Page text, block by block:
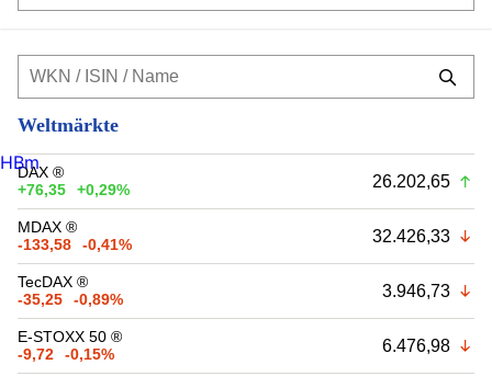
Weltmärkte
DAX ®
+76,35
+0,29% 26.202,65
MDAX ®
-133,58
-0,41% 32.426,33
TecDAX ®
-35,25
-0,89% 3.946,73
E-STOXX 50 ®
-9,72
-0,15% 6.476,98
HBm